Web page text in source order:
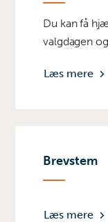
Du kan få
valgdagen
Læs mere
Brevstem
Læs mere